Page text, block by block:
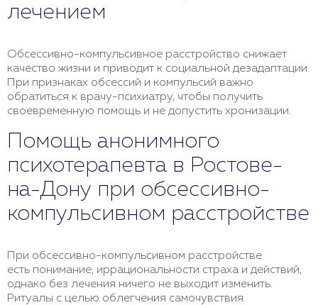
лечением
Обсессивно-компульсивное расстройство снижает
качество жизни и приводит к социальной дезадаптации.
При признаках обсессий и компульсий важно
обратиться к врачу-психиатру, чтобы получить
своевременную помощь и не допустить хронизации.
Помощь анонимного
психотерапевта в Ростове-
на-Дону при обсессивно-
компульсивном расстройстве
При обсессивно-компульсивном расстройстве
есть понимание, иррациональности страха и действий,
однако без лечения ничего не выходит изменить.
Ритуалы с целью облегчения самочувствия